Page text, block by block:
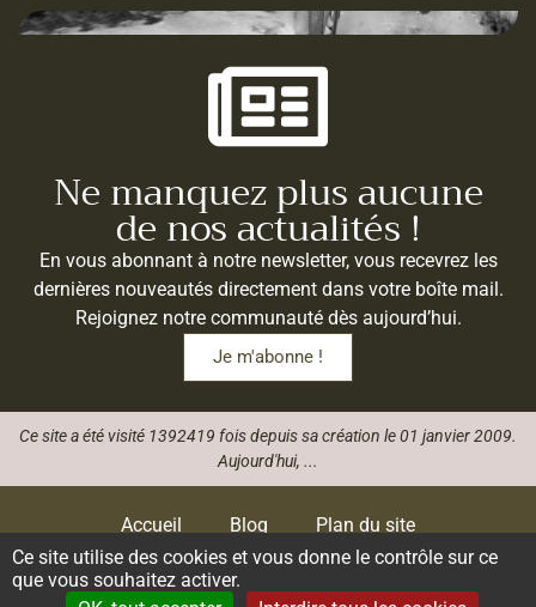
Ce site utilise des cookies et vous donne le contrôle sur ce
que vous souhaitez activer.
Ne manquez plus aucune
de nos actualités !
En vous abonnant à notre newsletter, vous recevrez les
dernières nouveautés directement dans votre boîte mail.
Rejoignez notre communauté dès aujourd’hui.
Je m'abonne !
Ce site a été visité 1392419 fois depuis sa création le 01 janvier 2009.
Aujourd'hui, ...
Accueil Blog Plan du site
Gestion des cookies